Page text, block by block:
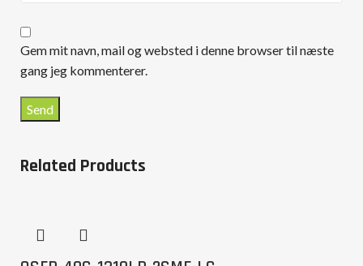
Gem mit navn, mail og websted i denne browser til næste
gang jeg kommenterer.
Related Products